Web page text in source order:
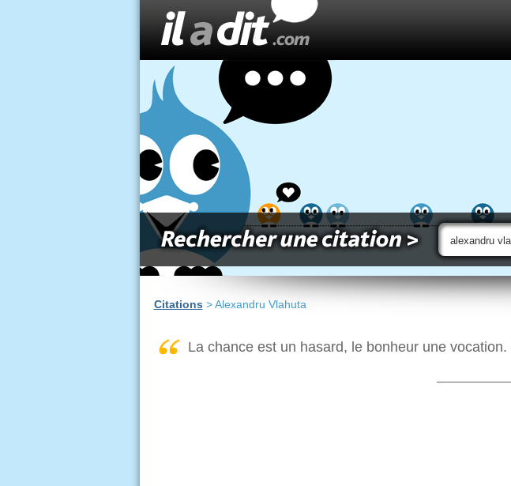
Citations > Alexandru Vlahuta
La chance est un hasard, le bonheur une vocation.